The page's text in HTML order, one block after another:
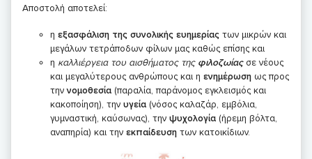
Αποστολή αποτελεί:
η εξασφάλιση της συνολικής ευημερίας των μικρών και
μεγάλων τετράποδων φίλων μας καθώς επίσης και
η καλλιέργεια του αισθήματος της φιλοζωίαςσε νέους
και μεγαλύτερους ανθρώπους και η ενημέρωση ως προς
τηννομοθεσία (παραλία, παράνομος εγκλεισμός και
κακοποίηση), την υγεία (νόσος καλαζάρ, εμβόλια,
γυμναστική, καύσωνας), την ψυχολογία (ήρεμη βόλτα,
αναπηρία) και την εκπαίδευση των κατοικίδιων.